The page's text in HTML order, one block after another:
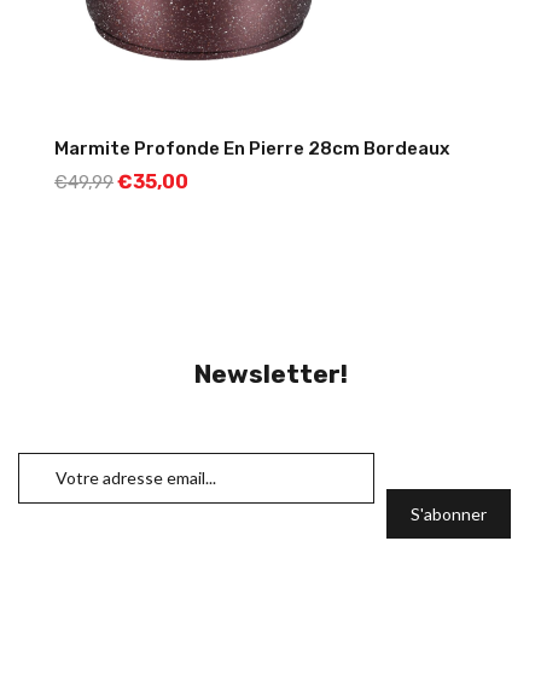
Marmite Profonde En Pierre 28cm Bordeaux
€49,99€35,00
Newsletter!